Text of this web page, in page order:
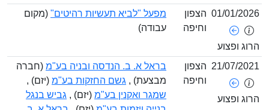
01/01/
ופצוע
הצפון
וחיפה
מפעל "לביא תעשיות רהיטים"(מקום
עבודה)
21/07/
ופצוע
הצפון
וחיפה
בראל א. ב. הנדסה ובניה בע"מ(חברה
מבצעת) ,גשם החזקות בע"מ(יזם) ,
שמגר ואקנין בע"מ(יזם) , גביש בנגל